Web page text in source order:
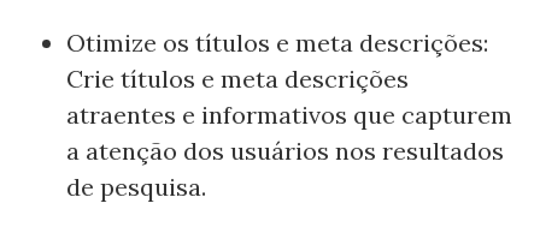
Otimize os títulos e meta descrições:
Crie títulos e meta descrições
atraentes e informativos que capturem
a atenção dos usuários nos resultados
de pesquisa.